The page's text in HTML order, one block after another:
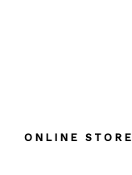
ONLINE STORE